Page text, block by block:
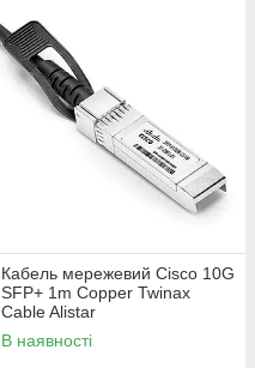
Кабель мережевий Cisco 10G
SFP+ 1m Copper Twinax
Cable Alistar
В наявності